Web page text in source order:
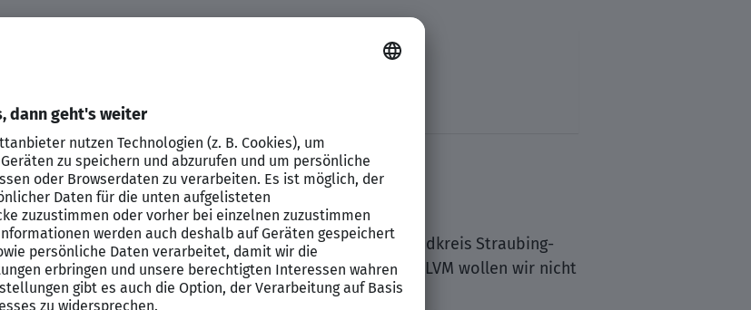
der LVM
suchen wir an unserem Standort inBogen(Landkreis Straubing-
und ihr Team nach vorne bringen wollen. Denn bei der LVM wollen wir nicht
weiter wachsen.